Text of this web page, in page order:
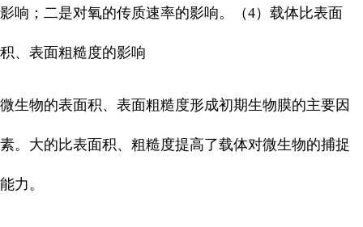
影响；二是对氧的传质速率的影响。（4）载体比表面
积、表面粗糙度的影响
微生物的表面积、表面粗糙度形成初期生物膜的主要因
素。大的比表面积、粗糙度提高了载体对微生物的捕捉
能力。